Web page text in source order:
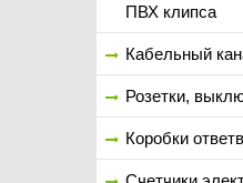
ПВХ клипса
Кабельный
Розетки,
Коробки